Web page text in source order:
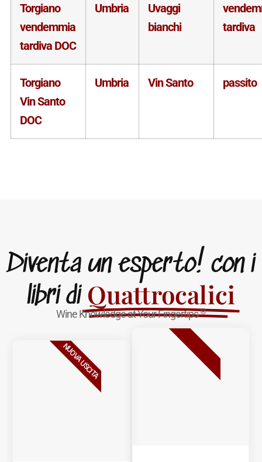
Torgiano
vendemmia
tardiva DOC
Umbria
Uvaggi
bianchi
tardiva
Torgiano
Vin Santo
DOC
Umbria Vin Santo passito
Diventa un esperto! con i
libri di Quattrocalici
Wine Knowledge at Your Fingertips®
NUOVA USCITA BESTSELLER